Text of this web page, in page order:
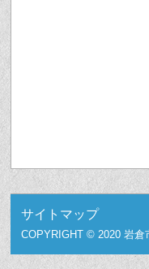
サイトマップ
COPYRIGHT © 2020 岩